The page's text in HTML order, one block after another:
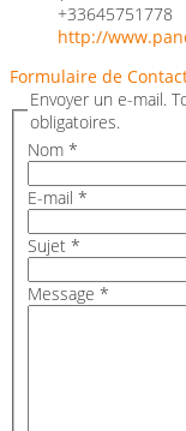
+33645751778
http://
Formulaire de
Envoyer un e-mail.
obligatoires.
Nom*
E-mail *
Sujet*
Message *